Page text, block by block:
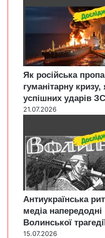
Як російська
гуманітарну
успішних ударів
21.07.2026
Антиукраїнська
медіа напередодні
Волинської
15.07.2026